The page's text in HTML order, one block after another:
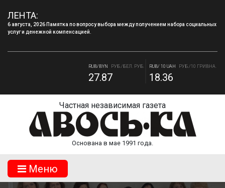
ЛЕНТА:
6 августа, 2026 Памятка по вопросу выбора между получением набора социальных
услуг и денежной компенсацией.
RUB/BYN РУБ./БЕЛ. РУБ.
27.87
RUB/ 10 UAH РУБ./10 ГРИВНА.
18.36
82.17 94.84
Частная независимая газета
Основана в мае 1991 года.
Mеню